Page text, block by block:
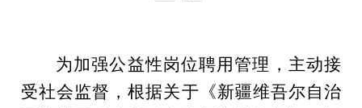
为加强公益性岗位聘用管理，主动接
受社会监督，根据关于《新疆维吾尔自治